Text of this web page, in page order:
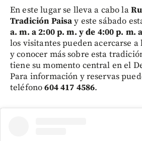
En este lugar se lleva a cabo la
Tradición Paisay este sábado
a. m. a 2:00 p. m. y de 4:00 p. m.
los visitantes pueden acercarse
y conocer más sobre esta
tiene su momento central en el
Para información y reservas
teléfono604 417 4586.